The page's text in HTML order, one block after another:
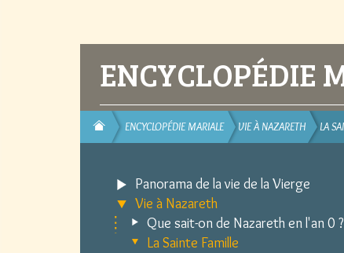
ENCYCLOPÉDIE
ENCYCLOPÉDIE MARIALE VIE À NAZARETH LA
Panorama de la vie de la Vierge
Vie à Nazareth
Que sait-on de Nazareth en l'an 0 ?
La Sainte Famille